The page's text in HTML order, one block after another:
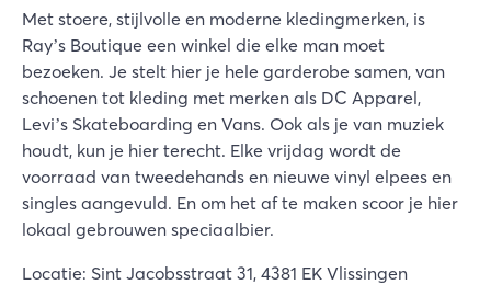
Met stoere, stijlvolle en moderne kledingmerken, is
Ray’s Boutique een winkel die elke man moet
bezoeken. Je stelt hier je hele garderobe samen, van
schoenen tot kleding met merken als DC Apparel,
Levi’s Skateboarding en Vans. Ook als je van muziek
houdt, kun je hier terecht. Elke vrijdag wordt de
voorraad van tweedehands en nieuwe vinyl elpees en
singles aangevuld. En om het af te maken scoor je hier
lokaal gebrouwen speciaalbier.
Locatie: Sint Jacobsstraat 31, 4381 EK Vlissingen